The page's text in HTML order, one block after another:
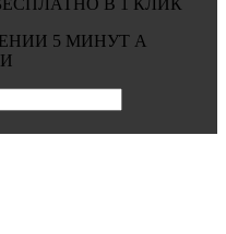
В 1 КЛИК
5 МИНУТ А